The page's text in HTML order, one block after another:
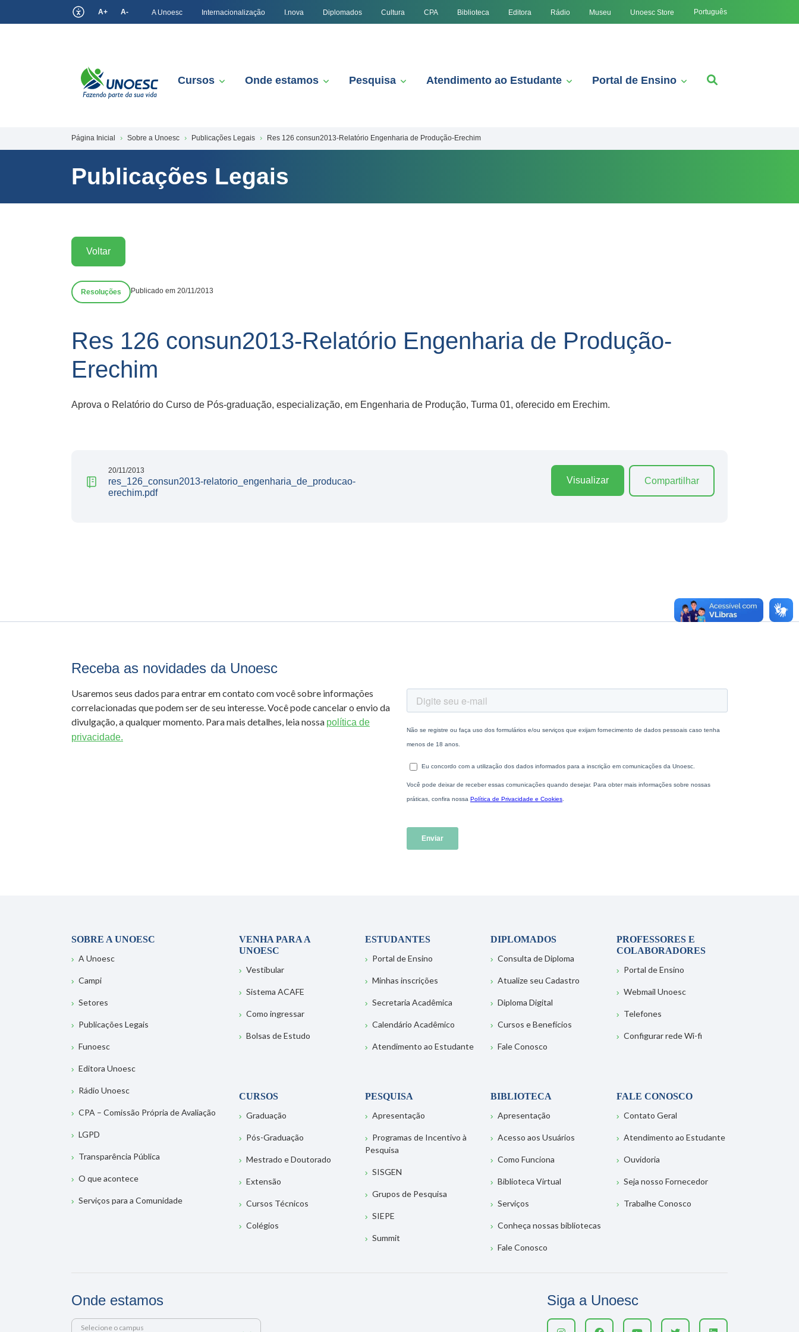
A+ A- A Unoesc Internacionalização I.nova Diplomados Cultura CPA Biblioteca Editora Rádio Museu Unoesc Store Português
Cursos Onde estamos Pesquisa Atendimento ao Estudante Portal de Ensino
Página Inicial Sobre a Unoesc Publicações Legais Res 126 consun2013-Relatório Engenharia de Produção-Erechim
Publicações Legais
Voltar
Resoluções Publicado em 20/11/2013
Res 126 consun2013-Relatório Engenharia de Produção-
Erechim
Aprova o Relatório do Curso de Pós-graduação, especialização, em Engenharia de Produção, Turma 01, oferecido em Erechim.
20/11/2013
res_126_consun2013-relatorio_engenharia_de_producao-
erechim.pdf
Visualizar Compartilhar
Receba as novidades da Unoesc
Usaremos seus dados para entrar em contato com você sobre informações
correlacionadas que podem ser de seu interesse. Você pode cancelar o envio da
divulgação, a qualquer momento. Para mais detalhes, leia nossa política de
privacidade.
SOBRE A UNOESC
A Unoesc
Campi
Setores
Publicações Legais
Funoesc
Editora Unoesc
Rádio Unoesc
CPA – Comissão Própria de Avaliação
LGPD
Transparência Pública
O que acontece
Serviços para a Comunidade
VENHA PARA A
UNOESC
Vestibular
Sistema ACAFE
Como ingressar
Bolsas de Estudo
ESTUDANTES
Portal de Ensino
Minhas inscrições
Secretaria Acadêmica
Calendário Acadêmico
Atendimento ao Estudante
DIPLOMADOS
Consulta de Diploma
Atualize seu Cadastro
Diploma Digital
Cursos e Benefícios
Fale Conosco
PROFESSORES E
COLABORADORES
Portal de Ensino
Webmail Unoesc
Telefones
Configurar rede Wi-fi
CURSOS
Graduação
Pós-Graduação
Mestrado e Doutorado
Extensão
Cursos Técnicos
Colégios
PESQUISA
Apresentação
Programas de Incentivo à
Pesquisa
SISGEN
Grupos de Pesquisa
SIEPE
Summit
BIBLIOTECA
Apresentação
Acesso aos Usuários
Como Funciona
Biblioteca Virtual
Serviços
Conheça nossas bibliotecas
Fale Conosco
FALE CONOSCO
Contato Geral
Atendimento ao Estudante
Ouvidoria
Seja nosso Fornecedor
Trabalhe Conosco
Onde estamos
Selecione o campus
Siga a Unoesc